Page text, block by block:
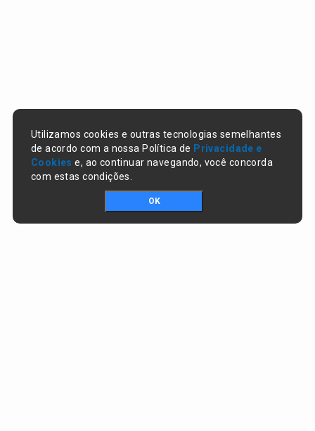
Utilizamos cookies e outras tecnologias semelhantes
de acordo com a nossa Política de Privacidade e
Cookies e, ao continuar navegando, você concorda
com estas condições.
OK